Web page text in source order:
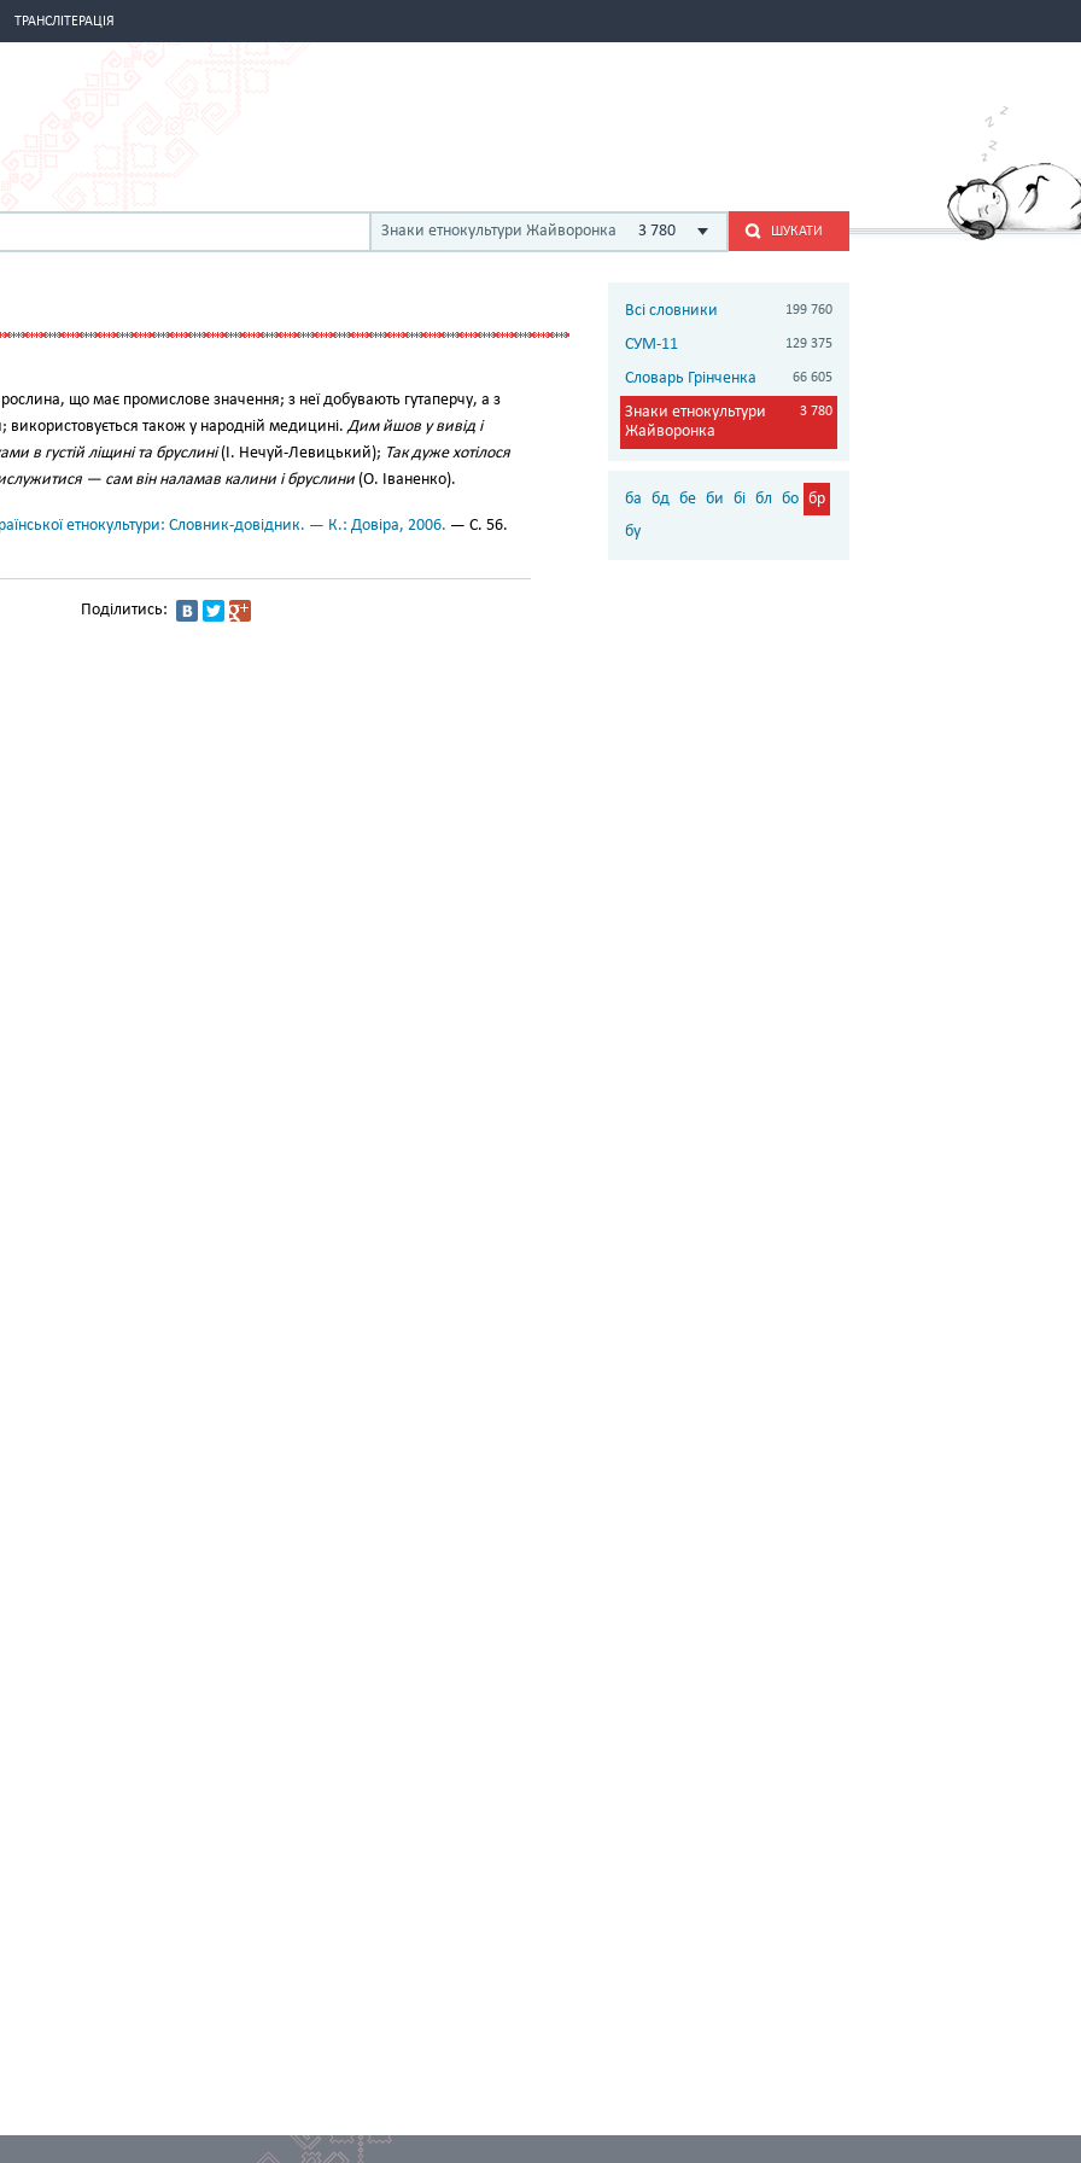
ТРАНСЛІТЕРАЦІЯ
Знаки етнокультури Жайворонка 3 780 ШУКАТИ
що має промислове значення; з неї добувають гутаперчу, а з
також у народній медицині.Дим йшов у вивід і
в густій лі­щині та бруслині(І. Нечуй-Ле­вицький); Так дуже хотілося
— сам він наламав калини і бруслини (О. Іваненко).
етнокультури: Словник-довідник. — К.: Довіра, 2006. — С. 56.
Поділитись:
Всі словники 199 760
СУМ-11 129 375
Словарь Грінченка 66 605
Знаки етнокультури
Жайворонка
3 780
ба бд бе би бі бл бо бр
бу